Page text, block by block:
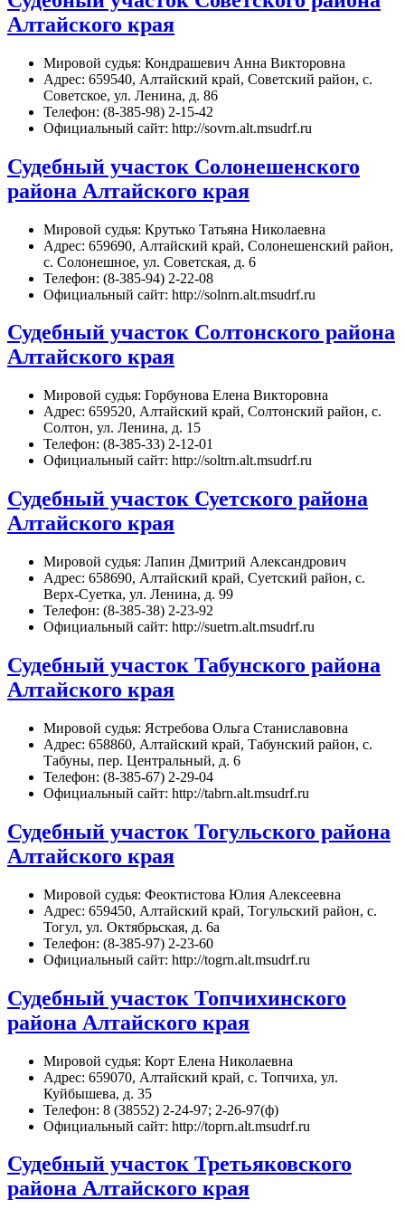
Алтайского края
Мировой судья: Кондрашевич Анна Викторовна
Адрес: 659540, Алтайский край, Советский район, с.
Советское, ул. Ленина, д. 86
Телефон: (8-385-98) 2-15-42
Официальный сайт: http://sovrn.alt.msudrf.ru
Судебный участок Солонешенского
района Алтайского края
Мировой судья: Крутько Татьяна Николаевна
Адрес: 659690, Алтайский край, Солонешенский район,
с. Солонешное, ул. Советская, д. 6
Телефон: (8-385-94) 2-22-08
Официальный сайт: http://solnrn.alt.msudrf.ru
Судебный участок Солтонского района
Алтайского края
Мировой судья: Горбунова Елена Викторовна
Адрес: 659520, Алтайский край, Солтонский район, с.
Солтон, ул. Ленина, д. 15
Телефон: (8-385-33) 2-12-01
Официальный сайт: http://soltrn.alt.msudrf.ru
Судебный участок Суетского района
Алтайского края
Мировой судья: Лапин Дмитрий Александрович
Адрес: 658690, Алтайский край, Суетский район, с.
Верх-Суетка, ул. Ленина, д. 99
Телефон: (8-385-38) 2-23-92
Официальный сайт: http://suetrn.alt.msudrf.ru
Судебный участок Табунского района
Алтайского края
Мировой судья: Ястребова Ольга Станиславовна
Адрес: 658860, Алтайский край, Табунский район, с.
Табуны, пер. Центральный, д. 6
Телефон: (8-385-67) 2-29-04
Официальный сайт: http://tabrn.alt.msudrf.ru
Судебный участок Тогульского района
Алтайского края
Мировой судья: Феоктистова Юлия Алексеевна
Адрес: 659450, Алтайский край, Тогульский район, с.
Тогул, ул. Октябрьская, д. 6а
Телефон: (8-385-97) 2-23-60
Официальный сайт: http://togrn.alt.msudrf.ru
Судебный участок Топчихинского
района Алтайского края
Мировой судья: Корт Елена Николаевна
Адрес: 659070, Алтайский край, с. Топчиха, ул.
Куйбышева, д. 35
Телефон: 8 (38552) 2-24-97; 2-26-97(ф)
Официальный сайт: http://toprn.alt.msudrf.ru
Судебный участок Третьяковского
района Алтайского края